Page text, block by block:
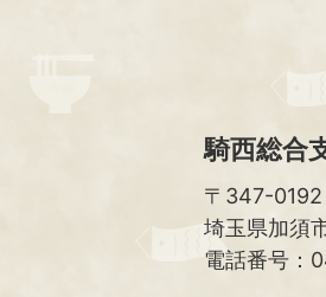
騎西総合
〒347-0192
埼玉県加須
電話番号：